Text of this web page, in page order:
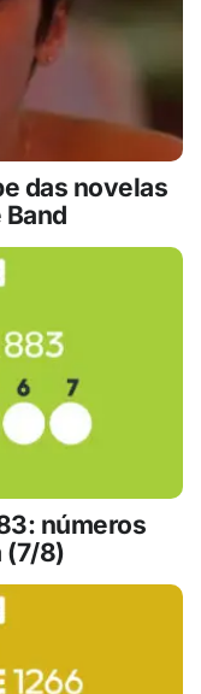
das novelas
Band
números
(7/8)